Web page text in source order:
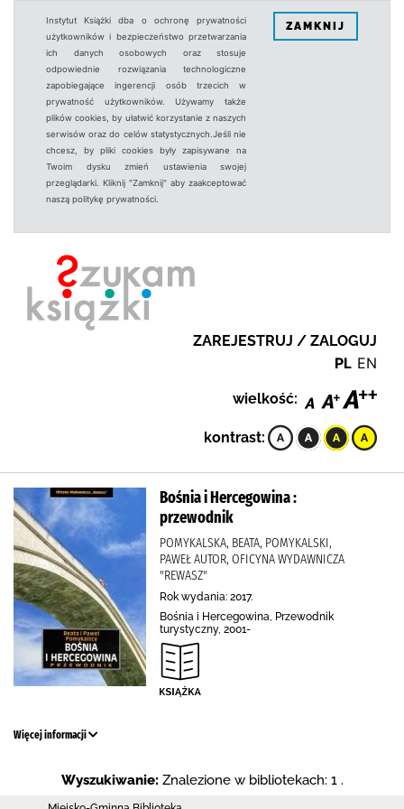
Instytut Książki dba o ochronę prywatności
użytkowników i bezpieczeństwo przetwarzania
ich danych osobowych oraz stosuje
odpowiednie rozwiązania technologiczne
zapobiegające ingerencji osób trzecich w
prywatność użytkowników. Używamy także
plików cookies, by ułatwić korzystanie z naszych
serwisów oraz do celów statystycznych.Jeśli nie
chcesz, by pliki cookies były zapisywane na
Twoim dysku zmień ustawienia swojej
przeglądarki. Kliknij "Zamknij" aby zaakceptować
naszą politykę prywatności.
ZAMKNIJ
ZAREJESTRUJ / ZALOGUJ
PL EN
wielkość:
kontrast:
Bośnia i Hercegowina :
przewodnik
POMYKALSKA, BEATA, POMYKALSKI,
PAWEŁ AUTOR, OFICYNA WYDAWNICZA
"REWASZ"
Rok wydania: 2017.
Bośnia i Hercegowina, Przewodnik
turystyczny, 2001-
Więcej informacji
Wyszukiwanie: Znalezione w bibliotekach: 1 .